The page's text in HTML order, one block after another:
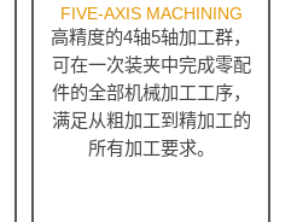
FIVE-AXIS MACHINING
高精度的4轴5轴加工群，
可在一次装夹中完成零配
件的全部机械加工工序，
满足从粗加工到精加工的
所有加工要求。